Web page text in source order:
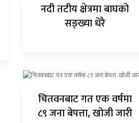
नदी तटीय क्षेत्रमा बाघको
सङ्ख्या धेरै
चितवनबाट गत एक वर्षमा
८९ जना बेपत्ता, खोजी जारी